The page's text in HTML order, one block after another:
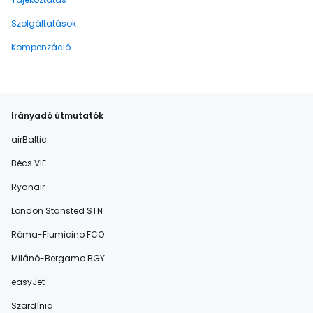
Szolgáltatások
Kompenzáció
Irányadó útmutatók
airBaltic
Bécs VIE
Ryanair
London Stansted STN
Róma-Fiumicino FCO
Milánó-Bergamo BGY
easyJet
Szardínia